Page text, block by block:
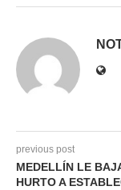
previous post
MEDELLÍN LE
HURTO A